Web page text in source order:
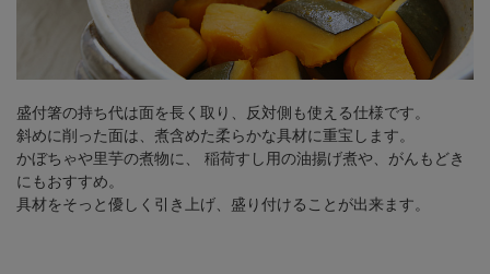
盛付箸の持ち代は面を長く取り、反対側も使える仕様です。
斜めに削った面は、煮含めた柔らかな具材に重宝します。
かぼちゃや里芋の煮物に、
稲荷すし用の油揚げ煮や、がんもどき
にもおすすめ。
具材をそっと優しく引き上げ、盛り付けることが出来ます。